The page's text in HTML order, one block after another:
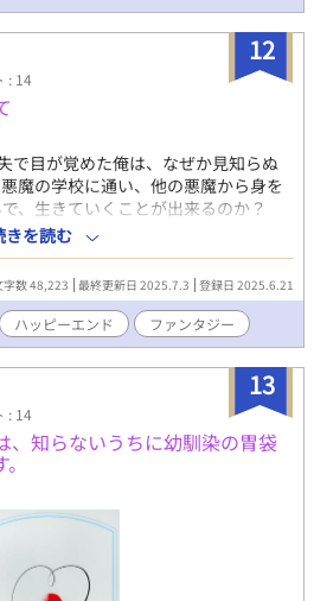
12
: 14
で目が覚めた俺は、なぜか見知らぬ
魔の学校に通い、他の悪魔から身を
、生きていくことが出来るのか？
。主人公をわちゃわちゃさせたかっ
きを読む
字数 48,223 最終更新日 2025.7.3 登録日 2025.6.21
ハッピーエンド ファンタジー
13
: 14
、知らないうちに幼馴染の胃袋